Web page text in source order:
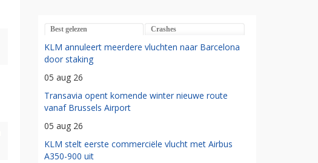
Best gelezen Crashes
KLM annuleert meerdere vluchten naar Barcelona
door staking
05 aug 26
Transavia opent komende winter nieuwe route
vanaf Brussels Airport
05 aug 26
KLM stelt eerste commerciële vlucht met Airbus
A350-900 uit